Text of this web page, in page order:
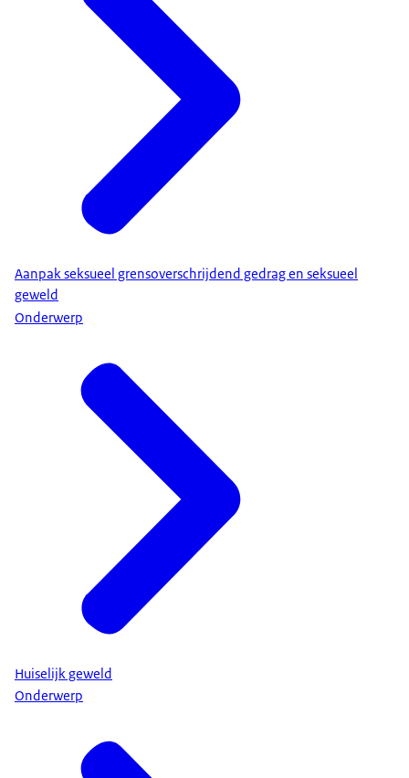
Aanpak seksueel grensoverschrijdend gedrag en seksueel
geweld
Onderwerp
Huiselijk geweld
Onderwerp